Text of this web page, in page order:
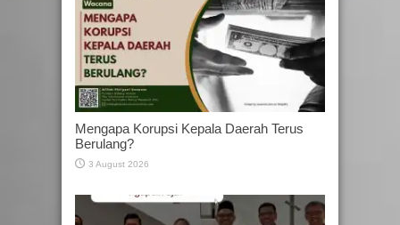
Mengapa Korupsi Kepala Daerah Terus
Berulang?
3 August 2026